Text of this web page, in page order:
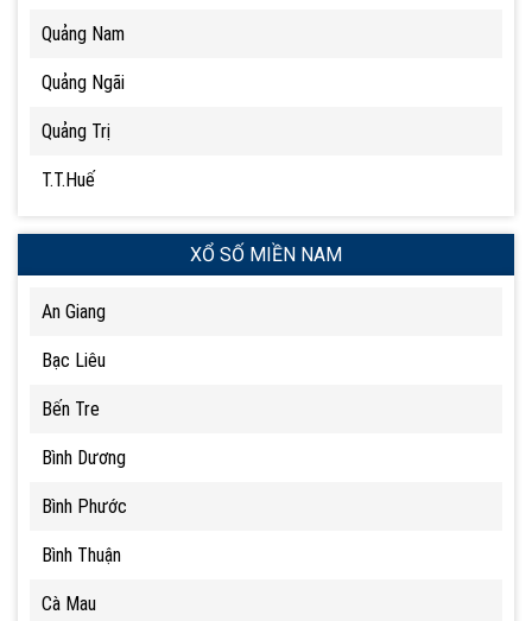
Quảng Nam
Quảng Ngãi
Quảng Trị
T.T.Huế
XỔ SỐ MIỀN NAM
An Giang
Bạc Liêu
Bến Tre
Bình Dương
Bình Phước
Bình Thuận
Cà Mau